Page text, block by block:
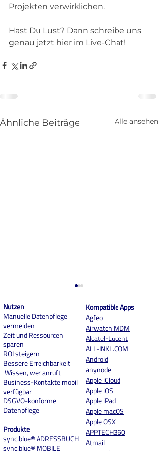
Projekten verwirklichen.
Hast Du Lust? Dann schreibe uns
genau jetzt hier im Live-Chat!
Ähnliche Beiträge Alle ansehen
Meilenstein für sync.blue®:
Unser neues Büro in
Dülmen
Nutzen
Manuelle Datenpflege
vermeiden
Zeit und Ressourcen
sparen
ROI steigern
Bessere Erreichbarkeit
Wissen, wer anruft
Business-Kontakte mobil
verfügbar
DSGVO-konforme
Datenpflege
Produkte
sync.blue® ADRESSBUCH
sync.blue® MOBILE
Kompatible Apps
Agfeo
Airwatch MDM
Alcatel-Lucent
ALL-INKL.COM
Android
anynode
Apple iCloud
Apple iOS
Apple iPad
Apple macOS
Apple OSX
APPTECH360
Atmail